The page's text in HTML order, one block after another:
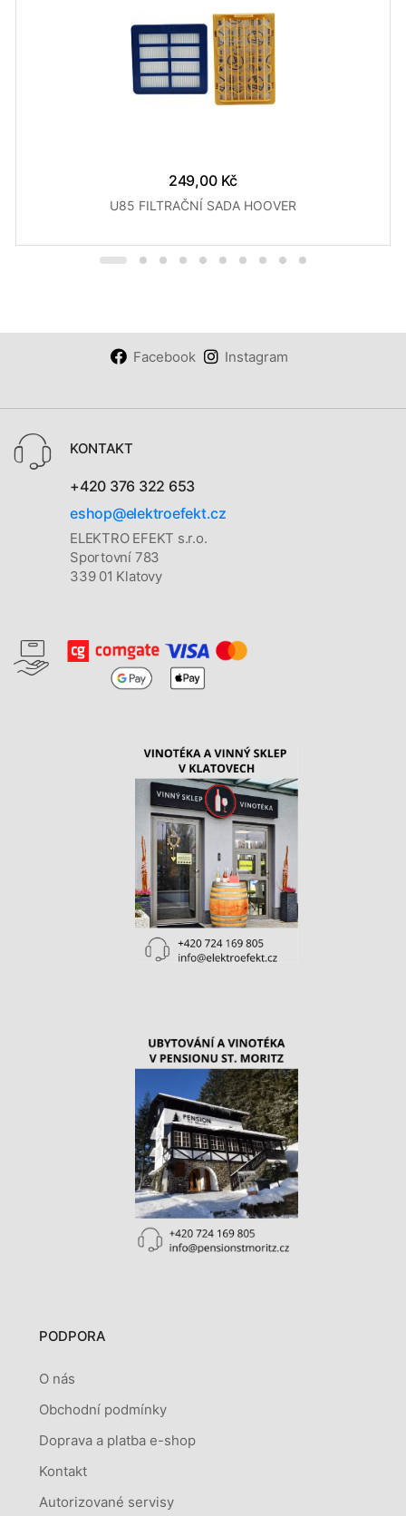
249,00 Kč
U85 FILTRAČNÍ SADA HOOVER
Facebook Instagram
KONTAKT
+420 376 322 653
eshop@elektroefekt.cz
ELEKTRO EFEKT s.r.o.
Sportovní 783
339 01 Klatovy
PODPORA
O nás
Obchodní podmínky
Doprava a platba e-shop
Kontakt
Autorizované servisy